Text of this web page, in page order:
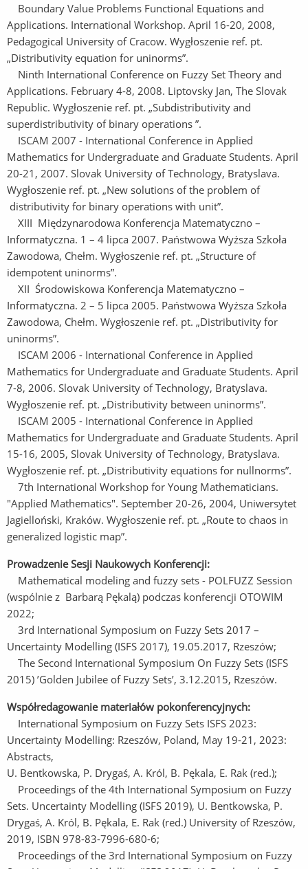
Boundary Value Problems Functional Equations and
Applications. International Workshop. April 16-20, 2008,
Pedagogical University of Cracow. Wygłoszenie ref. pt.
„Distributivity equation for uninorms”.
Ninth International Conference on Fuzzy Set Theory and
Applications. February 4-8, 2008. Liptovsky Jan, The Slovak
Republic. Wygłoszenie ref. pt. „Subdistributivity and
superdistributivity of binary operations ”.
ISCAM 2007 - International Conference in Applied
Mathematics for Undergraduate and Graduate Students. April
20-21, 2007. Slovak University of Technology, Bratyslava.
Wygłoszenie ref. pt. „New solutions of the problem of
distributivity for binary operations with unit”.
XIII Międzynarodowa Konferencja Matematyczno –
Informatyczna. 1 – 4 lipca 2007. Państwowa Wyższa Szkoła
Zawodowa, Chełm. Wygłoszenie ref. pt. „Structure of
idempotent uninorms”.
XII Środowiskowa Konferencja Matematyczno –
Informatyczna. 2 – 5 lipca 2005. Państwowa Wyższa Szkoła
Zawodowa, Chełm. Wygłoszenie ref. pt. „Distributivity for
uninorms”.
ISCAM 2006 - International Conference in Applied
Mathematics for Undergraduate and Graduate Students. April
7-8, 2006. Slovak University of Technology, Bratyslava.
Wygłoszenie ref. pt. „Distributivity between uninorms”.
ISCAM 2005 - International Conference in Applied
Mathematics for Undergraduate and Graduate Students. April
15-16, 2005, Slovak University of Technology, Bratyslava.
Wygłoszenie ref. pt. „Distributivity equations for nullnorms”.
7th International Workshop for Young Mathematicians.
"Applied Mathematics". September 20-26, 2004, Uniwersytet
Jagielloński, Kraków. Wygłoszenie ref. pt. „Route to chaos in
generalized logistic map”.
Prowadzenie Sesji Naukowych Konferencji:
Mathematical modeling and fuzzy sets - POLFUZZ Session
(wspólnie z Barbarą Pękalą) podczas konferencji OTOWIM
2022;
3rd International Symposium on Fuzzy Sets 2017 –
Uncertainty Modelling (ISFS 2017), 19.05.2017, Rzeszów;
The Second International Symposium On Fuzzy Sets (ISFS
2015) ’Golden Jubilee of Fuzzy Sets’, 3.12.2015, Rzeszów.
Współredagowanie materiałów pokonferencyjnych:
International Symposium on Fuzzy Sets ISFS 2023:
Uncertainty Modelling: Rzeszów, Poland, May 19-21, 2023:
Abstracts,
U. Bentkowska, P. Drygaś, A. Król, B. Pękala, E. Rak (red.);
Proceedings of the 4th International Symposium on Fuzzy
Sets. Uncertainty Modelling (ISFS 2019), U. Bentkowska, P.
Drygaś, A. Król, B. Pękala, E. Rak (red.) University of Rzeszów,
2019, ISBN 978-83-7996-680-6;
Proceedings of the 3rd International Symposium on Fuzzy